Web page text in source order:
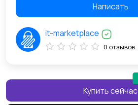
Написать
it-marketplace
0 отзывов
Купить сейчас